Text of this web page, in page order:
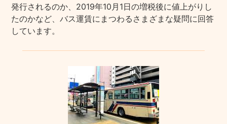
発行されるのか、2019年10月1日の増税後に値上がりし
たのかなど、バス運賃にまつわるさまざまな疑問に回答
しています。